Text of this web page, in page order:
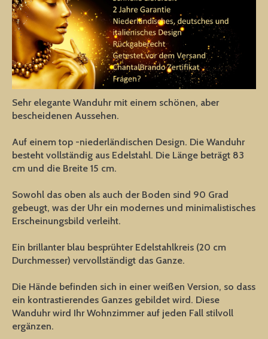
Sehr elegante Wanduhr mit einem schönen, aber
bescheidenen Aussehen.
Auf einem top -niederländischen Design. Die Wanduhr
besteht vollständig aus Edelstahl. Die Länge beträgt 83
cm und die Breite 15 cm.
Sowohl das oben als auch der Boden sind 90 Grad
gebeugt, was der Uhr ein modernes und minimalistisches
Erscheinungsbild verleiht.
Ein brillanter blau besprühter Edelstahlkreis (20 cm
Durchmesser) vervollständigt das Ganze.
Die Hände befinden sich in einer weißen Version, so dass
ein kontrastierendes Ganzes gebildet wird. Diese
Wanduhr wird Ihr Wohnzimmer auf jeden Fall stilvoll
ergänzen.